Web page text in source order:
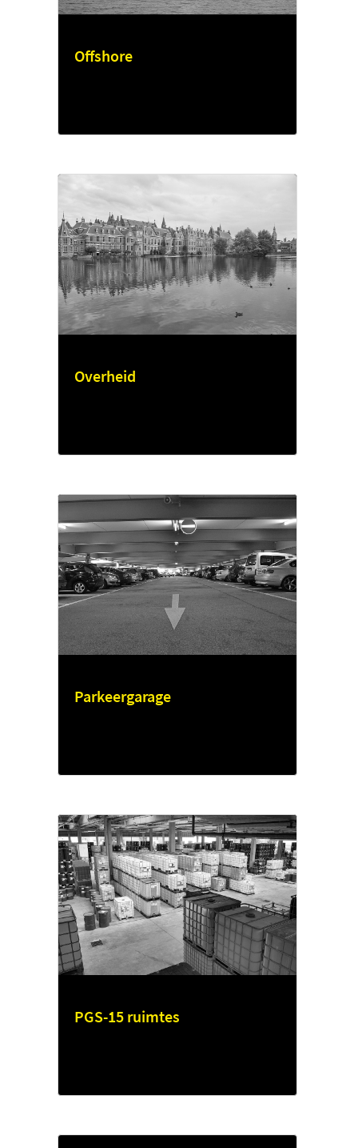
Offshore
Overheid
Parkeergarage
PGS-15 ruimtes